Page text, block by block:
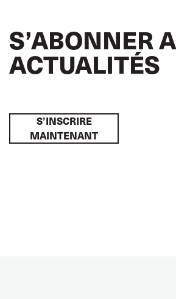
S’ABONNER
ACTUALITÉS
S’INSCRIRE
MAINTENANT